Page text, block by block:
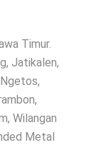
Timur.
Jatikalen,
Wilangan
Metal